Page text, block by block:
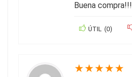
Buena compra!!!
ÚTIL (0)
★★★★★